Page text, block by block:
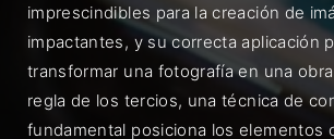
imprescindibles para la creación de
impactantes, y su correcta aplicación
transformar una fotografía en una
regla de los tercios, una técnica de
fundamental posiciona los elementos